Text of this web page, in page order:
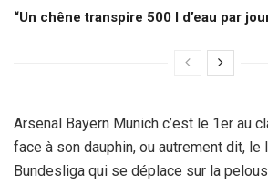
“Un chêne transpire 500 l d’eau par
Arsenal Bayern Munich c’est le 1er au
face à son dauphin, ou autrement dit, le
Bundesliga qui se déplace sur la